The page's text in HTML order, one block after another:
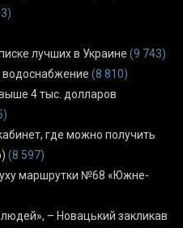
лучших в Украине (9 743)
(8 810)
4 тыс. долларов
где можно получить
(8 597)
маршрутки №68 «Южне-
– Новацький закликав